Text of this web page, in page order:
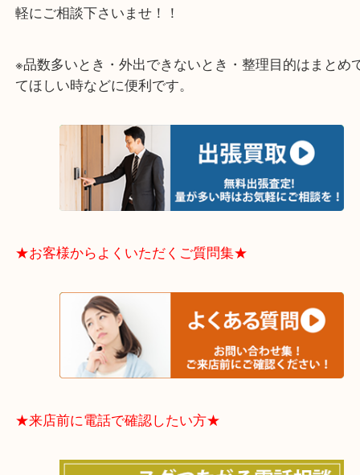
当店ではそういったお困りの方からのご依頼も大歓
整理したいけどなにが値段つくかわからない…
そんなときはお気軽に下記フォームより出張買取
さい。
★出張買取エリアのご紹介★
大阪市港区・住之江区・此花区・西区・大正区
中央区・東淀川区・淀川区・福島区・生野区・西区
東成区・鶴見区・阿倍野区・住吉区・浪速区・天王
東住吉区・住之江区・平野区・城東区周辺エリアの